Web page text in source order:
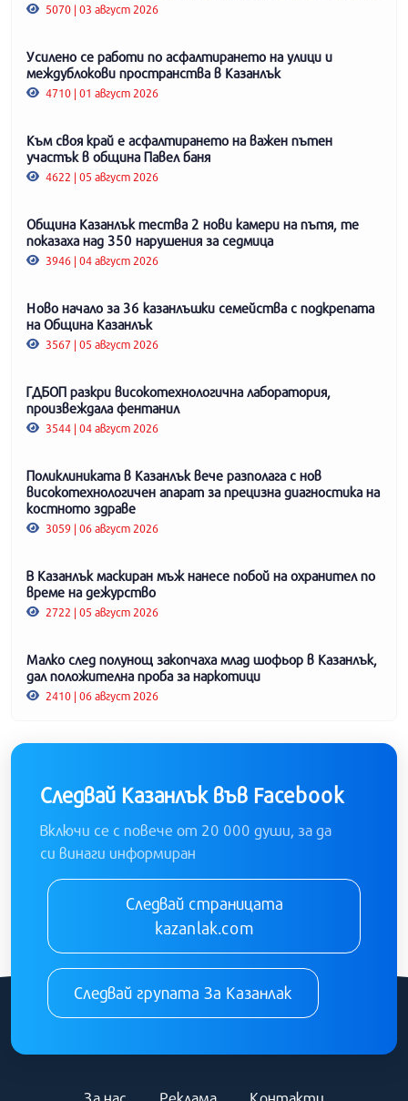
5070 | 03 август 2026
Усилено се работи по асфалтирането на улици и
междублокови пространства в Казанлък
4710 | 01 август 2026
Към своя край е асфалтирането на важен пътен
участък в община Павел баня
4622 | 05 август 2026
Община Казанлък тества 2 нови камери на пътя, те
показаха над 350 нарушения за седмица
3946 | 04 август 2026
Ново начало за 36 казанлъшки семейства с подкрепата
на Община Казанлък
3567 | 05 август 2026
ГДБОП разкри високотехнологична лаборатория,
произвеждала фентанил
3544 | 04 август 2026
Поликлиниката в Казанлък вече разполага с нов
високотехнологичен апарат за прецизна диагностика на
костното здраве
3059 | 06 август 2026
В Казанлък маскиран мъж нанесе побой на охранител по
време на дежурство
2722 | 05 август 2026
Малко след полунощ закопчаха млад шофьор в Казанлък,
дал положителна проба за наркотици
2410 | 06 август 2026
Следвай Казанлък във Facebook
Включи се с повече от 20 000 души, за да
си винаги информиран
Следвай страницата
kazanlak.com
Следвай групата За Казанлак